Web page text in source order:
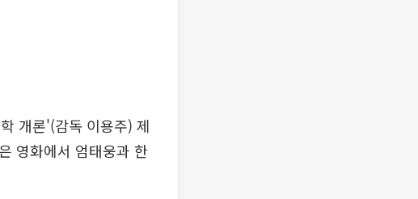
개론'(감독 이용주) 제
영화에서 엄태웅과 한